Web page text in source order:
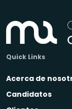
Quick Links
Acerca de
Candidatos